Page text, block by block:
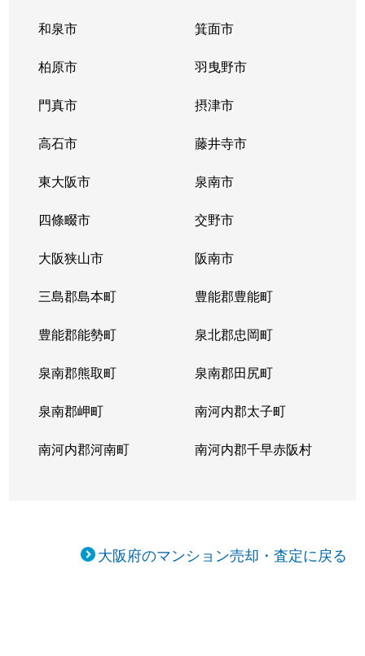
和泉市 箕面市
柏原市 羽曳野市
門真市 摂津市
高石市 藤井寺市
東大阪市 泉南市
四條畷市 交野市
大阪狭山市 阪南市
三島郡島本町 豊能郡豊能町
豊能郡能勢町 泉北郡忠岡町
泉南郡熊取町 泉南郡田尻町
泉南郡岬町 南河内郡太子町
南河内郡河南町 南河内郡千早赤阪村
大阪府のマンション売却・査定に戻る